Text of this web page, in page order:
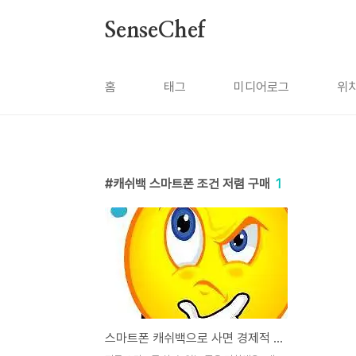
SenseChef
홈 태그 미디어로그 위
캐쉬백 스마트폰 조건 저렴 구매 1
스마트폰 캐쉬백으로 사면 경제적 부담 적을까?